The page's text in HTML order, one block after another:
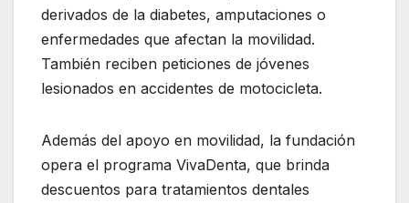
derivados de la diabetes, amputaciones o
enfermedades que afectan la movilidad.
También reciben peticiones de jóvenes
lesionados en accidentes de motocicleta.
Además del apoyo en movilidad, la fundación
opera el programa VivaDenta, que brinda
descuentos para tratamientos dentales